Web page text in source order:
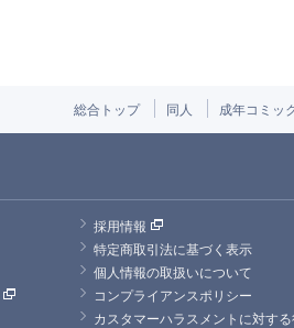
総合トップ 同人 成年コミッ
採用情報
特定商取引法に基づく表示
個人情報の取扱いについて
コンプライアンスポリシー
カスタマーハラスメントに対す